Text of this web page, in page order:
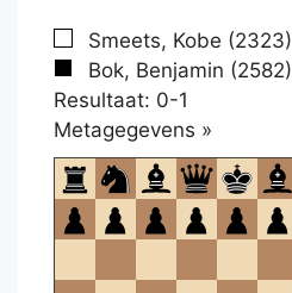
Smeets, Kobe (2323)
Bok, Benjamin (2582)
Resultaat: 0-1
Metagegevens »
om
te
openen.